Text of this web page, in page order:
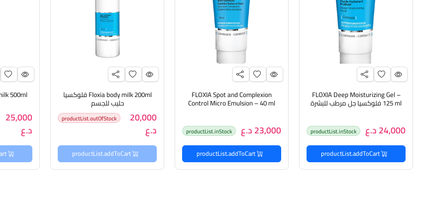
FLOXIA Deep Moisturizing Gel –
125 ml فلوكسيا جل مرطب للبشرة
24,000 د.ع productList.inStock
productList.addToCart
FLOXIA Spot and Complexion
Control Micro Emulsion – 40 ml
23,000 د.ع productList.inStock
productList.addToCart
Floxia body milk 200ml فلوكسيا
حليب للجسم
20,000
د.ع
productList.outOfStock
productList.addToCart
25,000
د.ع
productList.addToCart